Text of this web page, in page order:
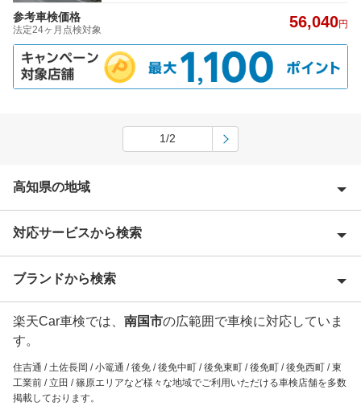
参考車検価格
法定24ヶ月点検対象 56,040円
1/2
高知県の地域
吾川郡
安芸市
香美市
高知市
香南市
対応サービスから検索
Award 受賞店
優良店
特典あり
新車初回割りあり
ブランドから検索
「車検の速太郎」
出光リテール車検
楽天Car車検では、 南国市の広範囲で車検に対応していま
す。
住吉通 / 土佐長岡 / 小篭通 / 後免 / 後免中町 / 後免東町 / 後免町 / 後免西町 / 東
工業前 / 立田 / 篠原エリアなど様々な地域でご利用いただける車検店舗を多数
掲載しております。